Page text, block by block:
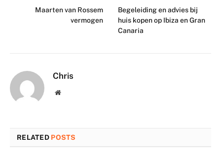
Maarten van Rossem
vermogen
Begeleiding en advies bij
huis kopen op Ibiza en Gran
Canaria
Chris
Website
RELATED POSTS